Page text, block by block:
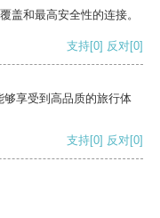
盖和最高安全性的连接。
支持[0] 反对[0]
享受到高品质的旅行体
支持[0] 反对[0]